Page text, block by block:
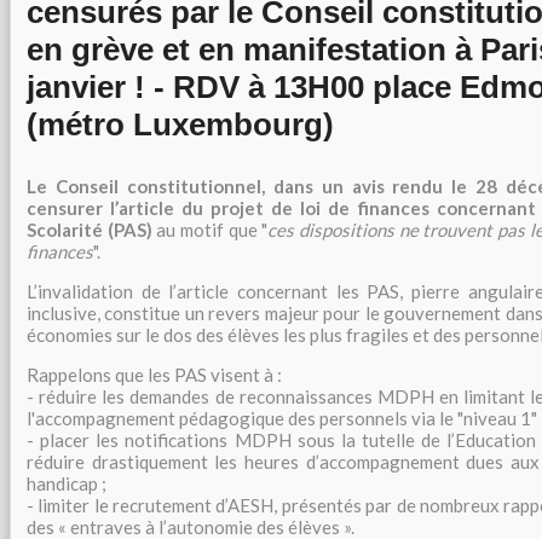
censurés par le Conseil
en grève et en manifestation à
janvier ! - RDV à 13H00 place
(métro Luxembourg)
Le Conseil constitutionnel, dans un avis rendu le 28
censurer l’article du projet de loi de finances concernant
Scolarité (PAS) au motif que "ces dispositions ne trouvent pas
finances".
L’invalidation de l’article concernant les PAS, pierre
inclusive, constitue un revers majeur pour le gouvernement
économies sur le dos des élèves les plus fragiles et des
Rappelons que les PAS visent à :
- réduire les demandes de reconnaissances MDPH en limitant
l'accompagnement pédagogique des personnels via le "niveau 1"
- placer les notifications MDPH sous la tutelle de
réduire drastiquement les heures d’accompagnement dues
handicap ;
- limiter le recrutement d’AESH, présentés par de nombreux
des « entraves à l’autonomie des élèves ».